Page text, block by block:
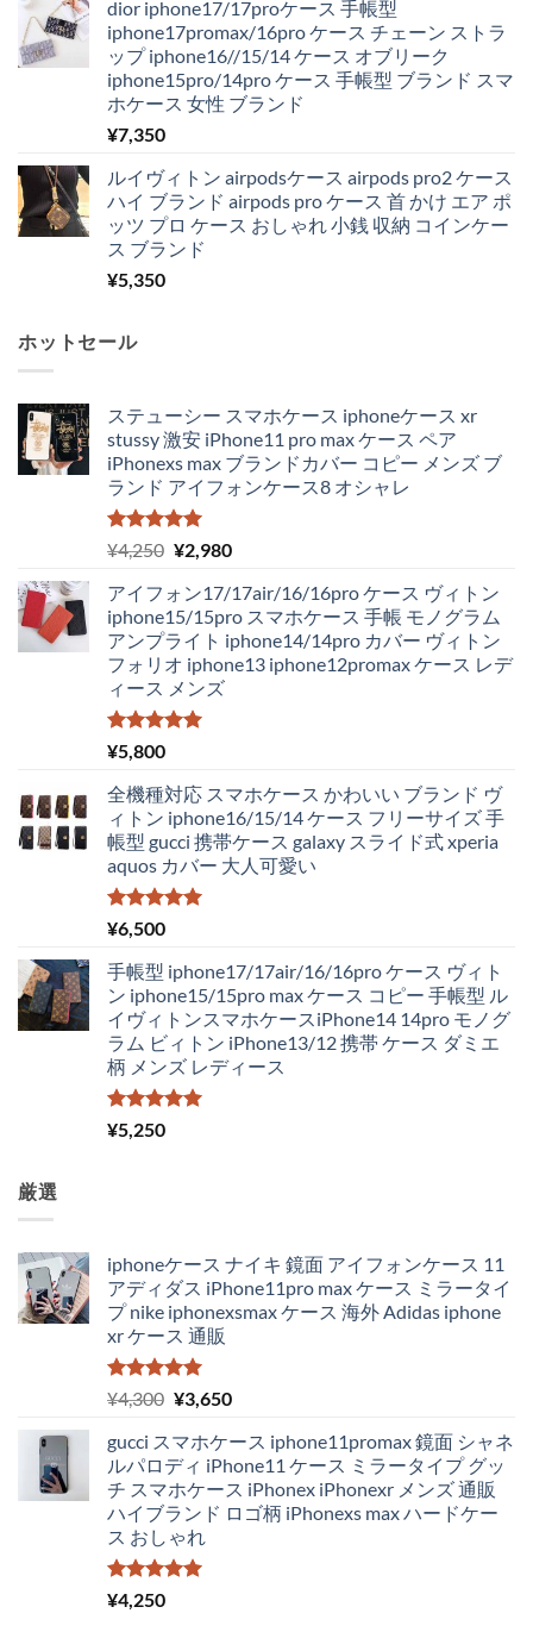
dior iphone17/17proケース 手帳型
iphone17promax/16pro ケース チェーン ストラ
ップ iphone16//15/14 ケース オブリーク
iphone15pro/14pro ケース 手帳型 ブランド スマ
ホケース 女性 ブランド
¥7,350
ルイヴィトン airpodsケース airpods pro2 ケース
ハイ ブランド airpods pro ケース 首 かけ エア ポ
ッツ プロ ケース おしゃれ 小銭 収納 コインケー
ス ブランド
¥5,350
ホットセール
ステューシー スマホケース iphoneケース xr
stussy 激安 iPhone11 pro max ケース ペア
iPhonexs max ブランドカバー コピー メンズ ブ
ランド アイフォンケース8 オシャレ
5段階中
5.00
の評価
¥4,250 元
価
格
は
¥4,250
で
し
¥2,980現
の
価
格
は
アイフォン17/17air/16/16pro ケース ヴィトン
iphone15/15pro スマホケース 手帳 モノグラム
アンプライト iphone14/14pro カバー ヴィトン
フォリオ iphone13 iphone12promax ケース レデ
ィース メンズ
5段階中
5.00
¥5,800
全機種対応 スマホケース かわいい ブランド ヴ
ィトン iphone16/15/14 ケース フリーサイズ 手
帳型 gucci 携帯ケース galaxy スライド式 xperia
aquos カバー 大人可愛い
5段階中
5.00
¥6,500
手帳型 iphone17/17air/16/16pro ケース ヴィト
ン iphone15/15pro max ケース コピー 手帳型 ル
イヴィトンスマホケースiPhone14 14pro モノグ
ラム ビィトン iPhone13/12 携帯 ケース ダミエ
柄 メンズ レディース
5段階中
5.00
¥5,250
厳選
iphoneケース ナイキ 鏡面 アイフォンケース 11
アディダス iPhone11pro max ケース ミラータイ
プ nike iphonexsmax ケース 海外 Adidas iphone
xr ケース 通販
5段階中
5.00
の評価
¥4,300 元
価
格
は
¥4,300
で
し
¥3,650現
の
価
格
は
gucci スマホケース iphone11promax 鏡面 シャネ
ルパロディ iPhone11 ケース ミラータイプ グッ
チ スマホケース iPhonex iPhonexr メンズ 通販
ハイブランド ロゴ柄 iPhonexs max ハードケー
ス おしゃれ
5段階中
5.00
¥4,250